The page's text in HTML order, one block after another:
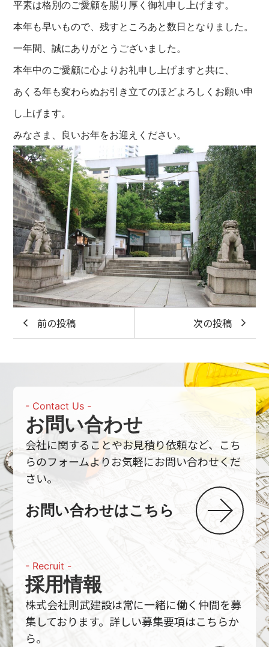
平素は格別のご愛顧を賜り厚く御礼申し上げます。
本年も早いもので、残すところあと数日となりました。
一年間、誠にありがとうございました。
本年中のご愛顧に心よりお礼申し上げますと共に、
あくる年も変わらぬお引き立てのほどよろしくお願い申
し上げます。
みなさま、良いお年をお迎えください。
前の投稿 次の投稿
お問い合わせ
- Contact Us -
会社に関することやお見積り依頼など、こち
らのフォームよりお気軽にお問い合わせくだ
さい。
お問い合わせはこちら
採用情報
- Recruit -
株式会社則武建設は常に一緒に働く仲間を募
集しております。詳しい募集要項はこちらか
ら。